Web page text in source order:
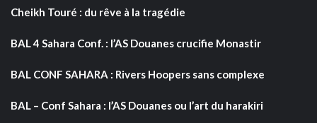
Cheikh Touré : du rêve à la tragédie
BAL 4 Sahara Conf. : l’AS Douanes crucifie Monastir
BAL CONF SAHARA : Rivers Hoopers sans complexe
BAL – Conf Sahara : l’AS Douanes ou l’art du harakiri